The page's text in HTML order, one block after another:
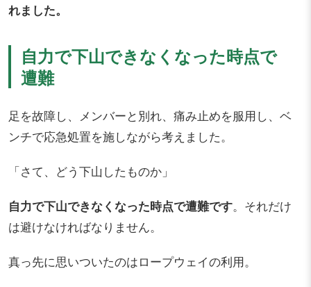
れました。
自力で下山できなくなった時点で
遭難
足を故障し、メンバーと別れ、痛み止めを服用し、ベ
ンチで応急処置を施しながら考えました。
「さて、どう下山したものか」
自力で下山できなくなった時点で遭難です。それだけ
は避けなければなりません。
真っ先に思いついたのはロープウェイの利用。